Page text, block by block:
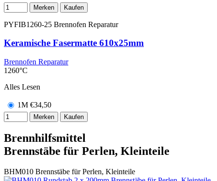
Merken Kaufen
PYFIB1260-25 Brennofen Reparatur
Keramische Fasermatte 610x25mm
Brennofen Reparatur
1260°C
Alles Lesen
1M €34,50
Merken Kaufen
Brennhilfsmittel
Brennstäbe für Perlen, Kleinteile
BHM010 Brennstäbe für Perlen, Kleinteile